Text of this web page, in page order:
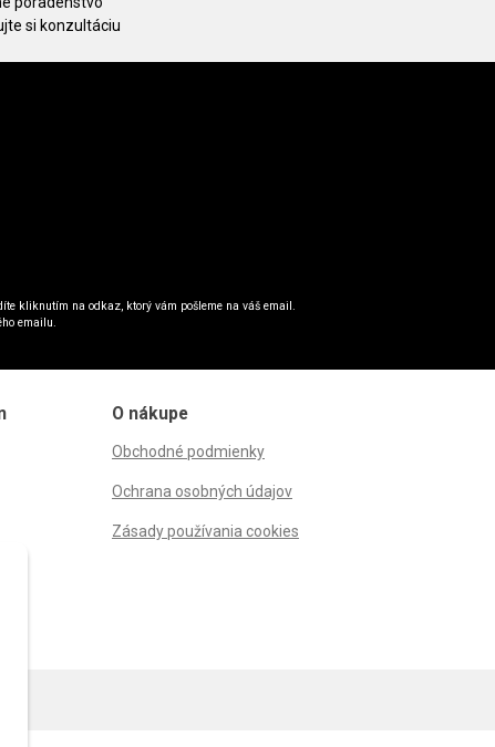
si konzultáciu
kliknutím na odkaz, ktorý vám pošleme na váš email.
emailu.
O nákupe
Obchodné podmienky
Ochrana osobných údajov
Zásady používania cookies